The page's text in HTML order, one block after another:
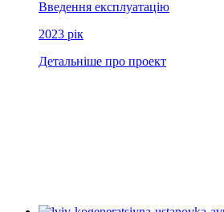
Введення експлуатацію
2023 рiк
Детальніше про проект